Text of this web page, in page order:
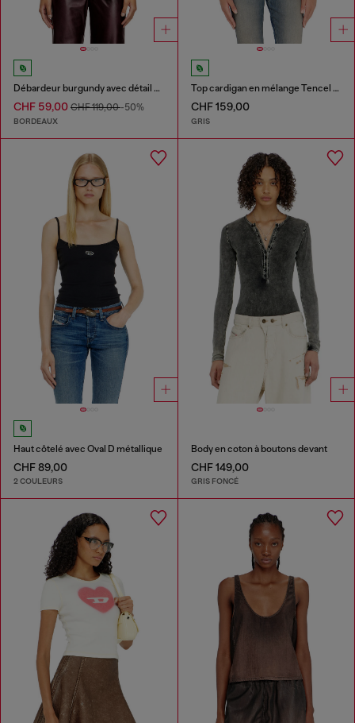
Débardeur burgundy avec détail Oval D
CHF 59,00 CHF 119,00-50%
BORDEAUX
Top cardigan en mélange Tencel à manches chauve-souris
CHF 159,00
GRIS
Haut côtelé avec Oval D métallique
CHF 89,00
2 COULEURS
Body en coton à boutons devant
CHF 149,00
GRIS FONCÉ